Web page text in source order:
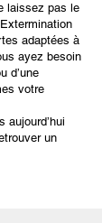
laissez pas le
adaptées à
ayez besoin
d’une
votre
aujourd’hui
un